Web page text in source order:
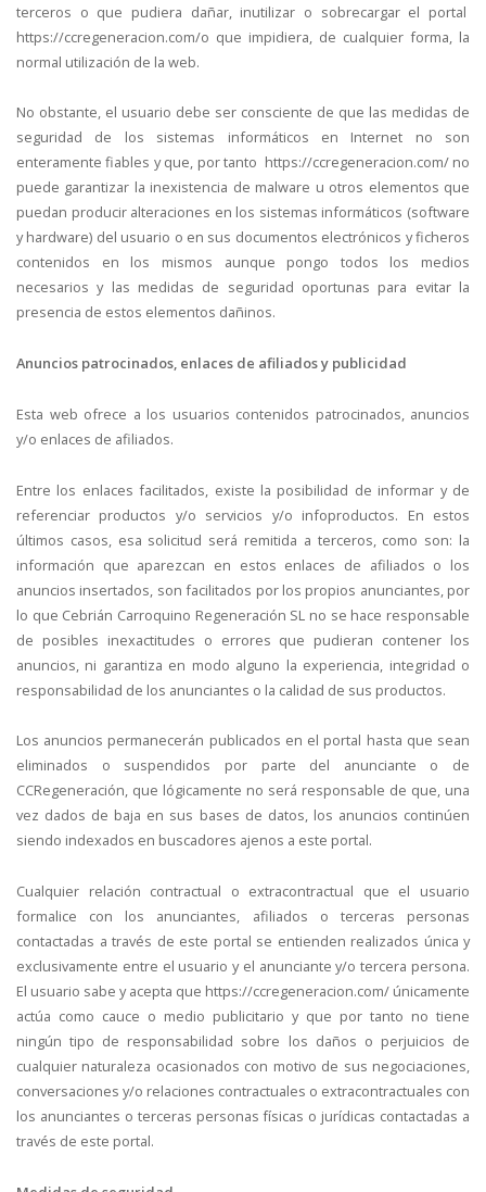
terceros o que pudiera dañar, inutilizar o sobrecargar el portal
https://ccregeneracion.com/o que impidiera, de cualquier forma, la
normal utilización de la web.
No obstante, el usuario debe ser consciente de que las medidas de
seguridad de los sistemas informáticos en Internet no son
enteramente fiables y que, por tanto https://ccregeneracion.com/ no
puede garantizar la inexistencia de malware u otros elementos que
puedan producir alteraciones en los sistemas informáticos (software
y hardware) del usuario o en sus documentos electrónicos y ficheros
contenidos en los mismos aunque pongo todos los medios
necesarios y las medidas de seguridad oportunas para evitar la
presencia de estos elementos dañinos.
Anuncios patrocinados, enlaces de afiliados y publicidad
Esta web ofrece a los usuarios contenidos patrocinados, anuncios
y/o enlaces de afiliados.
Entre los enlaces facilitados, existe la posibilidad de informar y de
referenciar productos y/o servicios y/o infoproductos. En estos
últimos casos, esa solicitud será remitida a terceros, como son: la
información que aparezcan en estos enlaces de afiliados o los
anuncios insertados, son facilitados por los propios anunciantes, por
lo que Cebrián Carroquino Regeneración SL no se hace responsable
de posibles inexactitudes o errores que pudieran contener los
anuncios, ni garantiza en modo alguno la experiencia, integridad o
responsabilidad de los anunciantes o la calidad de sus productos.
Los anuncios permanecerán publicados en el portal hasta que sean
eliminados o suspendidos por parte del anunciante o de
CCRegeneración, que lógicamente no será responsable de que, una
vez dados de baja en sus bases de datos, los anuncios continúen
siendo indexados en buscadores ajenos a este portal.
Cualquier relación contractual o extracontractual que el usuario
formalice con los anunciantes, afiliados o terceras personas
contactadas a través de este portal se entienden realizados única y
exclusivamente entre el usuario y el anunciante y/o tercera persona.
El usuario sabe y acepta que https://ccregeneracion.com/ únicamente
actúa como cauce o medio publicitario y que por tanto no tiene
ningún tipo de responsabilidad sobre los daños o perjuicios de
cualquier naturaleza ocasionados con motivo de sus negociaciones,
conversaciones y/o relaciones contractuales o extracontractuales con
los anunciantes o terceras personas físicas o jurídicas contactadas a
través de este portal.